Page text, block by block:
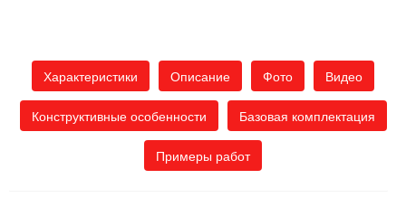
Характеристики Описание Фото Видео
Конструктивные особенности Базовая комплектация
Примеры работ